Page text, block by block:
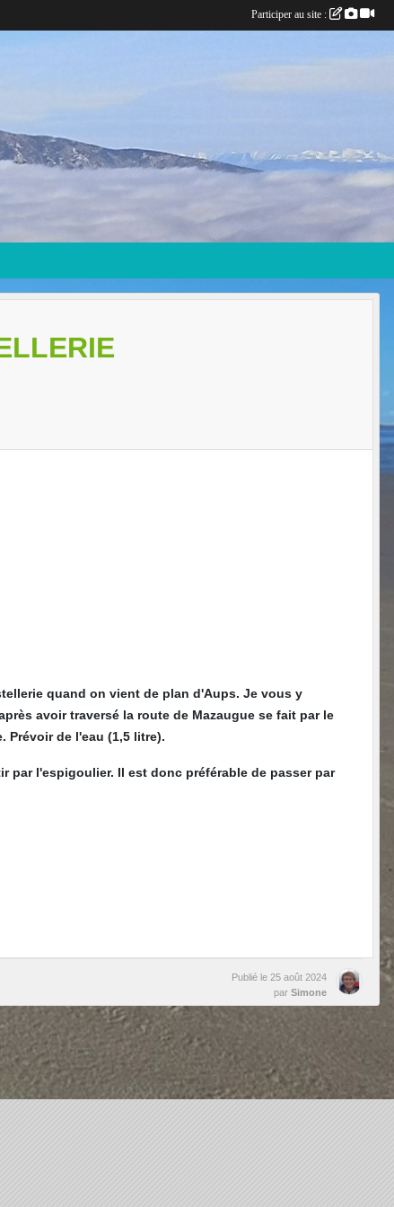
quand on vient de plan d'Aups. Je vous y
avoir traversé la route de Mazaugue se fait par le
Prévoir de l'eau (1,5 litre).
par l'espigoulier. Il est donc préférable de passer par
Publié le 25 août 2024
par Simone
Participer au site :